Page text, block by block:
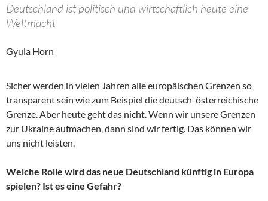
Deutschland ist politisch und wirtschaftlich heute eine
Weltmacht
Gyula Horn
Sicher werden in vielen Jahren alle europäischen Grenzen so
transparent sein wie zum Beispiel die deutsch-österreichische
Grenze. Aber heute geht das nicht. Wenn wir unsere Grenzen
zur Ukraine aufmachen, dann sind wir fertig. Das können wir
uns nicht leisten.
Welche Rolle wird das neue Deutschland künftig in Europa
spielen? Ist es eine Gefahr?